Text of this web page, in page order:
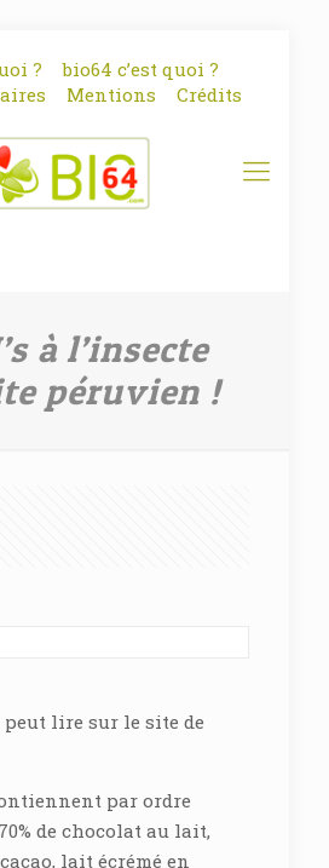
?
bio64 c’est quoi ?
Mentions Crédits
à l’insecte
péruvien !
peut lire sur le site de
par ordre
de chocolat au lait,
lait écrémé en